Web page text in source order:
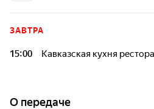
ЗАВТРА
15:00 Кавказская кухня
О передаче